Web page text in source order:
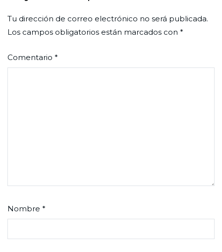
Tu dirección de correo electrónico no será publicada.
Los campos obligatorios están marcados con *
Comentario *
Nombre *